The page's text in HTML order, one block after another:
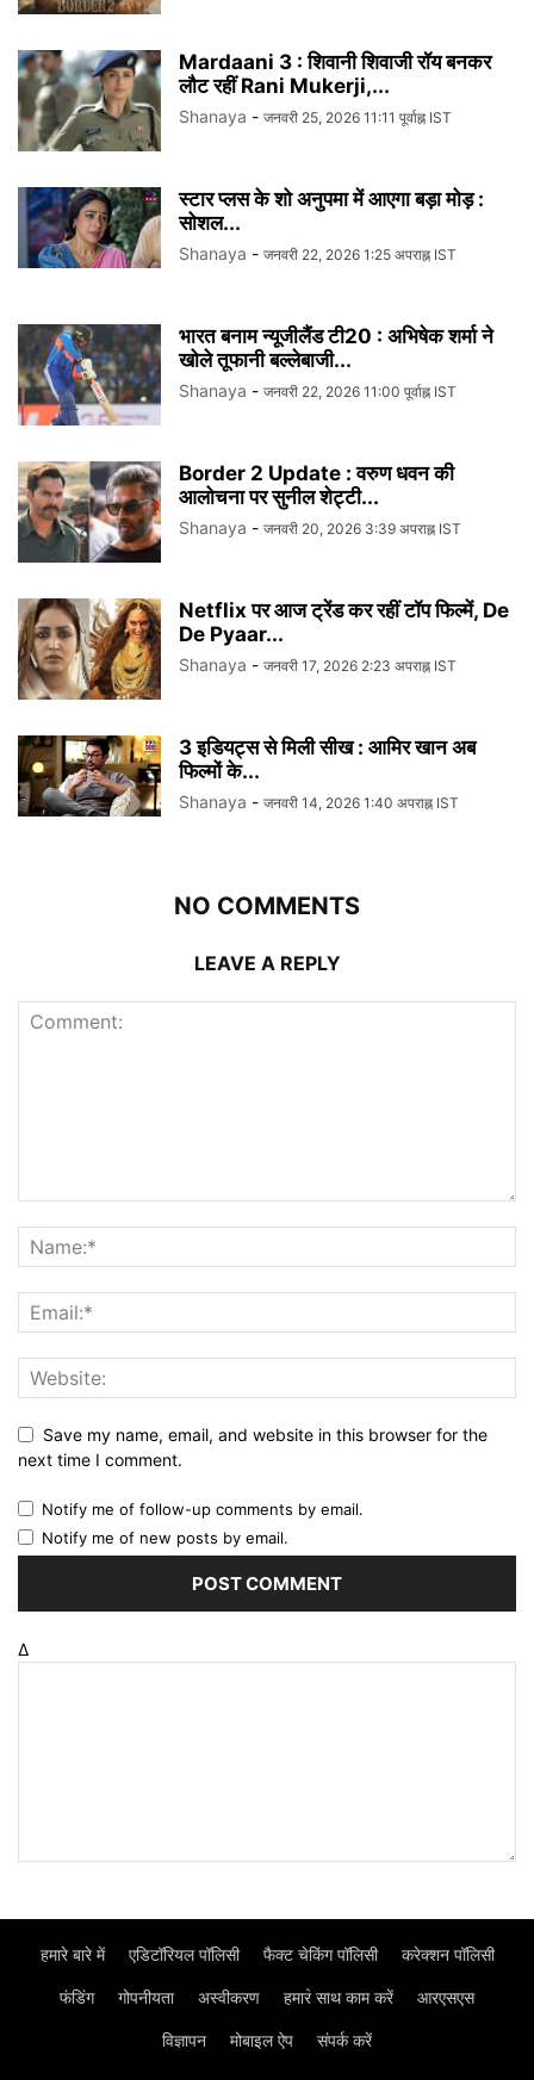
Mardaani 3 : शिवानी शिवाजी रॉय बनकर
लौट रहीं Rani Mukerji,...
Shanaya - जनवरी 25, 2026 11:11 पूर्वाह्न IST
स्टार प्लस के शो अनुपमा में आएगा बड़ा मोड़ :
सोशल...
Shanaya - जनवरी 22, 2026 1:25 अपराह्न IST
भारत बनाम न्यूजीलैंड टी20 : अभिषेक शर्मा ने
खोले तूफानी बल्लेबाजी...
Shanaya - जनवरी 22, 2026 11:00 पूर्वाह्न IST
Border 2 Update : वरुण धवन की
आलोचना पर सुनील शेट्टी...
Shanaya - जनवरी 20, 2026 3:39 अपराह्न IST
Netflix पर आज ट्रेंड कर रहीं टॉप फिल्में, De
De Pyaar...
Shanaya - जनवरी 17, 2026 2:23 अपराह्न IST
3 इडियट्स से मिली सीख : आमिर खान अब
फिल्मों के...
Shanaya - जनवरी 14, 2026 1:40 अपराह्न IST
NO COMMENTS
LEAVE A REPLY
Save my name, email, and website in this browser for the
next time I comment.
Notify me of follow-up comments by email.
Notify me of new posts by email.
Δ
हमारे बारे में एडिटॉरियल पॉलिसी फैक्ट चेकिंग पॉलिसी करेक्शन पॉलिसी
फंडिंग गोपनीयता अस्वीकरण हमार॓ साथ काम करें आरएसएस
विज्ञापन मोबाइल ऐप संपर्क करें